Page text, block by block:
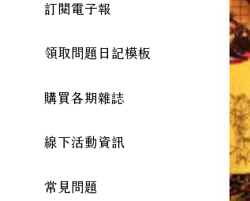
訂閱電子報
領取問題日記模板
購買各期雜誌
線下活動資訊
常見問題